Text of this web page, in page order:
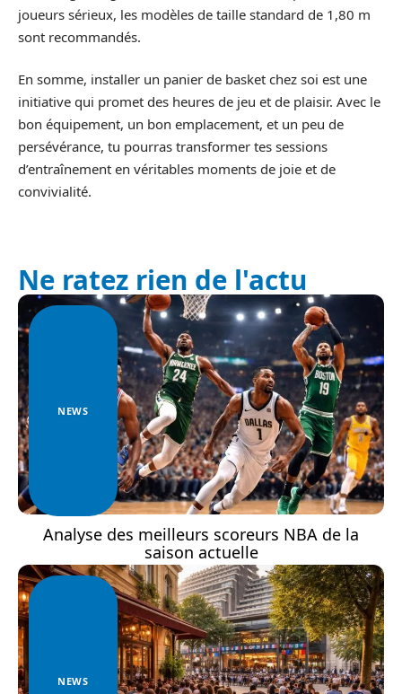
joueurs sérieux, les modèles de taille standard de 1,80 m
sont recommandés.
En somme, installer un panier de basket chez soi est une
initiative qui promet des heures de jeu et de plaisir. Avec le
bon équipement, un bon emplacement, et un peu de
persévérance, tu pourras transformer tes sessions
d’entraînement en véritables moments de joie et de
convivialité.
Ne ratez rien de l'actu
NEWS
Analyse des meilleurs scoreurs NBA de la
saison actuelle
NEWS